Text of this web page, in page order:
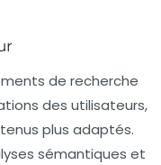
de recherche
des utilisateurs,
plus adaptés.
sémantiques et